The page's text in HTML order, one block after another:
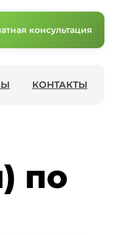
консультация
КОНТАКТЫ
по